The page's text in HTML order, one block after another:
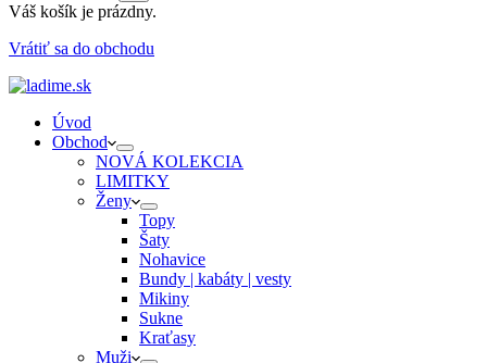
Váš košík je prázdny.
Vrátiť sa do obchodu
Úvod
Obchod
NOVÁ KOLEKCIA
LIMITKY
Ženy
Topy
Šaty
Nohavice
Bundy | kabáty | vesty
Mikiny
Sukne
Kraťasy
Muži